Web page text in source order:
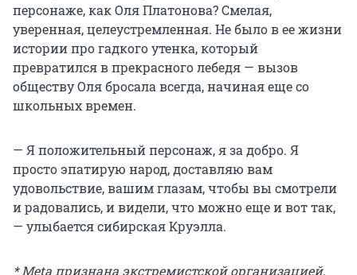
персонаже, как Оля Платонова? Смелая,
уверенная, целеустремленная. Не было в ее жизни
истории про гадкого утенка, который
превратился в прекрасного лебедя — вызов
обществу Оля бросала всегда, начиная еще со
школьных времен.
— Я положительный персонаж, я за добро. Я
просто эпатирую народ, доставляю вам
удовольствие, вашим глазам, чтобы вы смотрели
и радовались, и видели, что можно еще и вот так,
— улыбается сибирская Круэлла.
* Meta признана экстремистской организацией,